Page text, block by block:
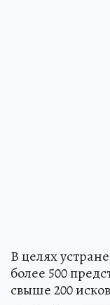
В целях
более 500
свыше 200